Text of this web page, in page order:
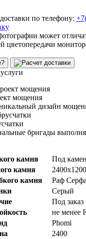
по телефону:
может
цветопередачи
мощения
дизайн
бригады
камня
Под
камня
2400x1200
камня
Раф
Серый
Под заказ
не менее
Phomi
2400